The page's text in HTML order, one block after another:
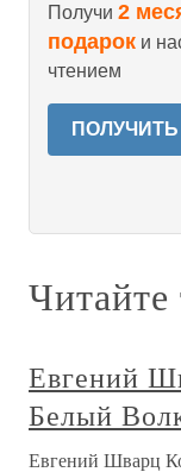
Получи 2
подарок и
чтением
Читайте
Евгений
Белый
Евгений Шварц